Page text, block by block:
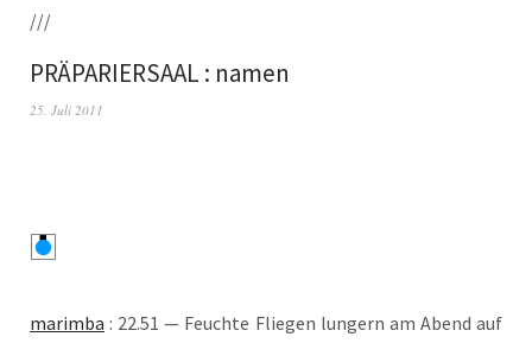
///
PRÄPARIERSAAL : namen
25. Juli 2011
marim­ba : 22.51 — Feuch­te Flie­gen lun­gern am Abend auf